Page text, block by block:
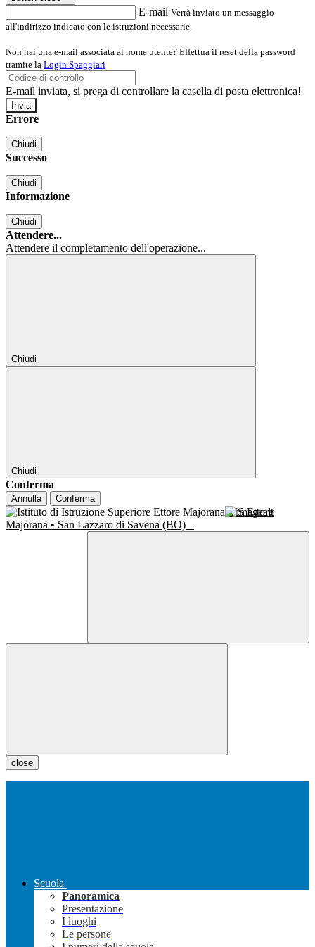
E-mail Verrà inviato un messaggio
all'indirizzo indicato con le istruzioni necessarie.
Non hai una e-mail associata al nome utente? Effettua il reset della password
tramite la Login Spaggiari
E-mail inviata, si prega di controllare la casella di posta elettronica!
Errore
Chiudi
Successo
Chiudi
Informazione
Chiudi
Attendere...
Attendere il completamento dell'operazione...
Chiudi
Chiudi
Conferma
Annulla Conferma
IIS Ettore
Majorana • San Lazzaro di Savena (BO)
close
Scuola
Panoramica
Presentazione
I luoghi
Le persone